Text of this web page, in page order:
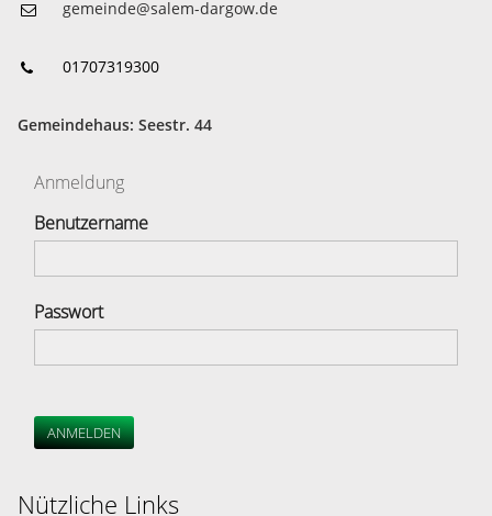
gemeinde@salem-dargow.de
01707319300
Gemeindehaus: Seestr. 44
Anmeldung
Benutzername
Passwort
ANMELDEN
Nützliche Links